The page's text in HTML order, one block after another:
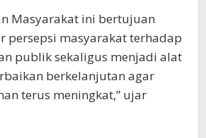
Masyarakat ini bertujuan
persepsi masyarakat terhadap
publik sekaligus menjadi alat
berkelanjutan agar
terus meningkat,” ujar